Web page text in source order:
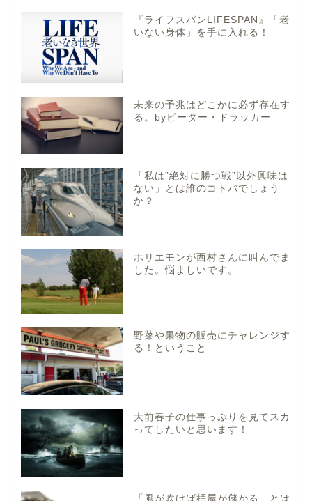
『ライフスパンLIFESPAN』「老
いない身体」を手に入れる！
未来の予兆はどこかに必ず存在す
る。byピーター・ドラッカー
「私は”絶対に勝つ戦”以外興味は
ない」とは誰のコトバでしょう
か？
ホリエモンが西村さんに叫んでま
した。悩ましいです。
野菜や果物の販売にチャレンジす
る！ということ
大前春子の仕事っぷりを見てスカ
ってしたいと思います！
「風が吹けば桶屋が儲かる」とは